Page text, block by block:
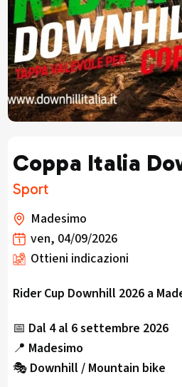
Coppa Italia
Sport
Madesimo
ven, 04/09/2026
Ottieni indicazioni
Rider Cup Downhill 2026 a
📅 Dal 4 al 6 settembre 2026
📍 Madesimo
🎭 Downhill / Mountain bike